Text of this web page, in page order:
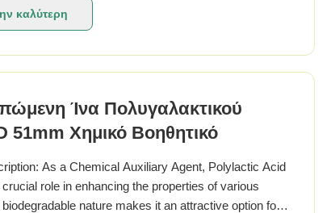
in a ...
καλύτερη
Ίνα Πολυγαλακτικού
51mm Χημικό Βοηθητικό
As a Chemical Auxiliary Agent, Polylactic Acid
role in enhancing the properties of various
nature makes it an attractive option for